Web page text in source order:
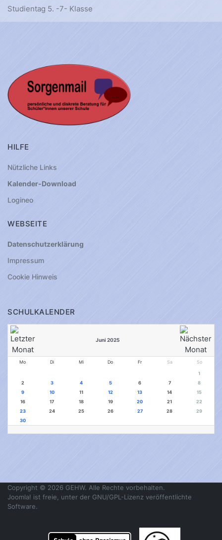
Studientag 5. -7- Klasse
HILFE
Nützliche Links
Kalender-Download
Logineo
WEBSEITE
Datenschutzerklärung
Impressum
Cookie Hinweis
SCHULKALENDER
Juni 2025
Mo Di Mi Do Fr Sa So
1
2
3 4 5 6 7
8
9
10 11 12 13 14
15
16
17 18 19 20 21
22
23
24 25 26 27 28
29
30
Copyright © 2026 GEHW. Alle Rechte vorbehalten.
Joomla! ist freie, unter der GNU/GPL-Lizenz veröffentlichte
Software.